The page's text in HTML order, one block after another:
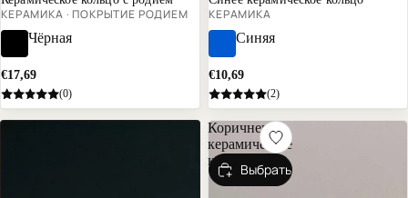
КЕРАМИКА · ПОКРЫТИЕ РОДИЕМ
Чёрная
€17,69
(0)
КЕРАМИКА
Синяя
€10,69
(2)
Коричневое
керамическое
кольцо
Выбрать